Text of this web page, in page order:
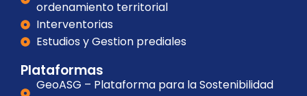
ordenamiento territorial
Interventorias
Estudios y Gestion prediales
Plataformas
GeoASG – Plataforma para la Sostenibilidad